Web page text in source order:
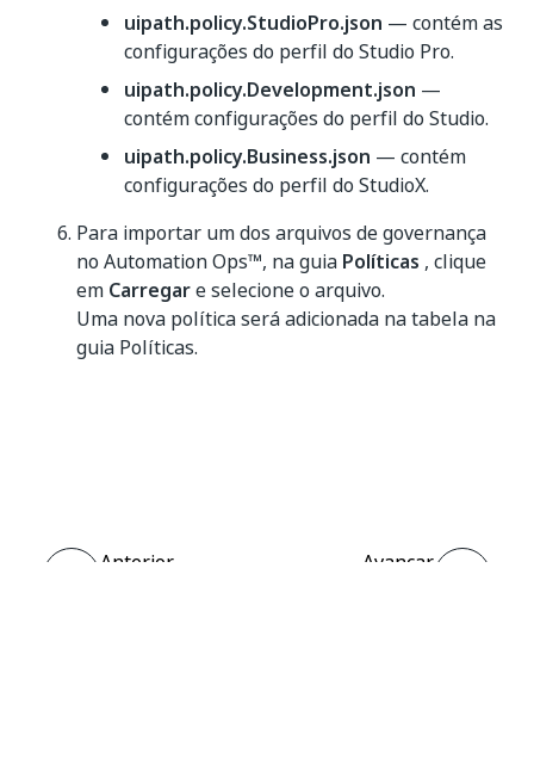
uipath.policy.StudioPro.json — contém as
configurações do perfil do Studio Pro.
uipath.policy.Development.json —
contém configurações do perfil do Studio.
uipath.policy.Business.json — contém
configurações do perfil do StudioX.
Para importar um dos arquivos de governança
no Automation Ops™, na guia Políticas , clique
em Carregare selecione o arquivo.
Uma nova política será adicionada na tabela na
guia Políticas.
Anterior
Avançar